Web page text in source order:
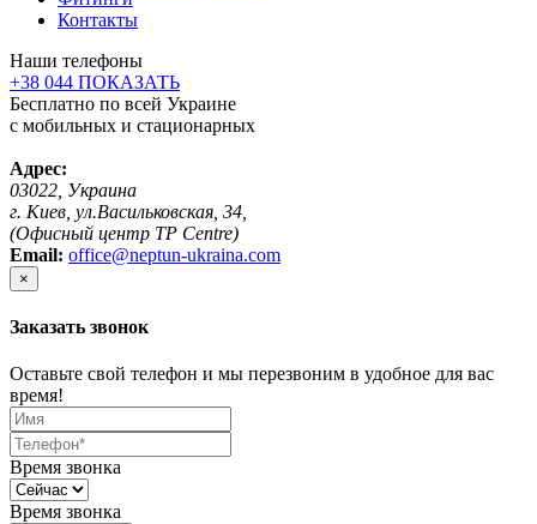
Контакты
Наши телефоны
+38 044 ПОКАЗАТЬ
Бесплатно по всей Украине
с мобильных и стационарных
Адрес:
03022, Украина
г. Киев, ул.Васильковская, 34,
(Офисный центр TP Centre)
Email: office@neptun-ukraina.com
×
Заказать звонок
Оставьте свой телефон и мы перезвоним в удобное для вас
время!
Время звонка
Время звонка